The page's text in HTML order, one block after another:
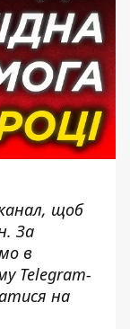
, щоб
За
в
Telegram-
на